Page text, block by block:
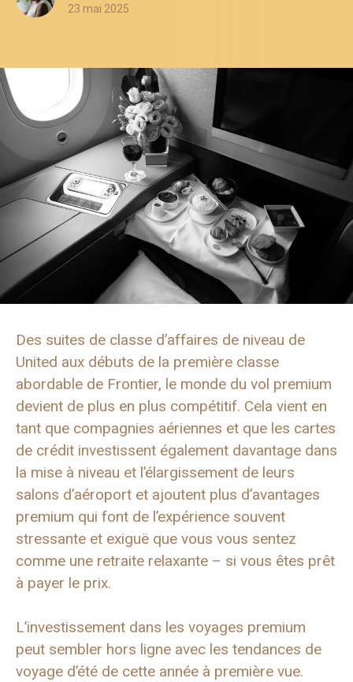
23 mai 2025
Des suites de classe d’affaires de niveau de
United aux débuts de la première classe
abordable de Frontier, le monde du vol premium
devient de plus en plus compétitif. Cela vient en
tant que compagnies aériennes et que les cartes
de crédit investissent également davantage dans
la mise à niveau et l’élargissement de leurs
salons d’aéroport et ajoutent plus d’avantages
premium qui font de l’expérience souvent
stressante et exiguë que vous vous sentez
comme une retraite relaxante – si vous êtes prêt
à payer le prix.
L’investissement dans les voyages premium
peut sembler hors ligne avec les tendances de
voyage d’été de cette année à première vue.